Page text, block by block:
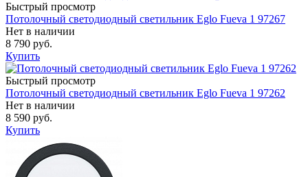
Быстрый просмотр
Потолочный светодиодный светильник Eglo Fueva 1 97267
Нет в наличии
8 790 руб.
Купить
Быстрый просмотр
Потолочный светодиодный светильник Eglo Fueva 1 97262
Нет в наличии
8 590 руб.
Купить